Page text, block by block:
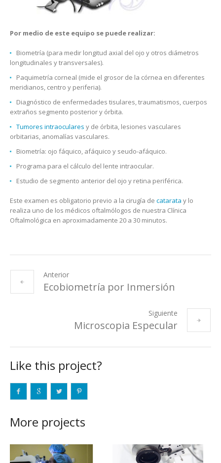
Por medio de este equipo se puede realizar:
Biometría (para medir longitud axial del ojo y otros diámetros
longitudinales y transversales).
Paquimetría corneal (mide el grosor de la córnea en diferentes
meridianos, centro y periferia).
Diagnóstico de enfermedades tisulares, traumatismos, cuerpos
extraños segmento posterior y órbita.
Tumores intraoculares y de órbita, lesiones vasculares
orbitarias, anomalías vasculares.
Biometría: ojo fáquico, afáquico y seudo-afáquico.
Programa para el cálculo del lente intraocular.
Estudio de segmento anterior del ojo y retina periférica.
Este examen es obligatorio previo a la cirugía de catarata y lo
realiza uno de los médicos oftalmólogos de nuestra Clínica
Oftalmológica en aproximadamente 20 a 30 minutos.
Anterior
Ecobiometría por Inmersión
Siguiente
Microscopia Especular
Like this project?
More projects